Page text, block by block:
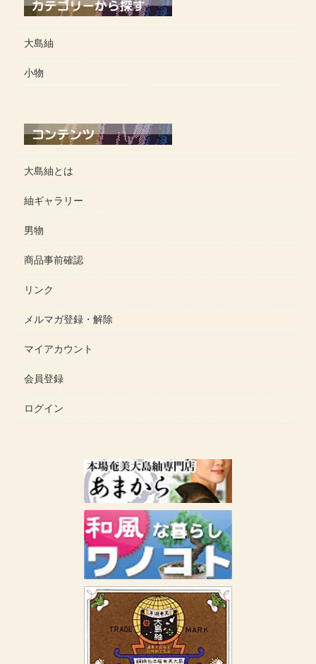
大島紬
小物
大島紬とは
紬ギャラリー
男物
商品事前確認
リンク
メルマガ登録・解除
マイアカウント
会員登録
ログイン